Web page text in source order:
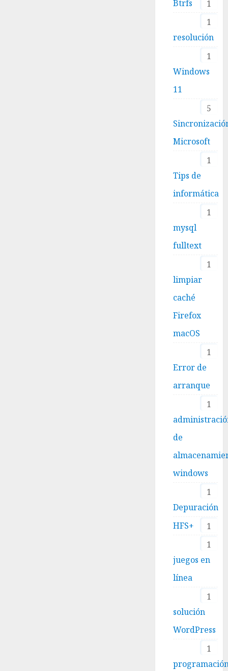
1
Btrfs
1
resolución
1
Windows
11
5
Microsoft
1
Tips de
informática
1
mysql
fulltext
1
limpiar
caché
Firefox
macOS
1
Error de
arranque
1
de
windows
1
Depuración
1
HFS+
1
juegos en
línea
1
solución
WordPress
1